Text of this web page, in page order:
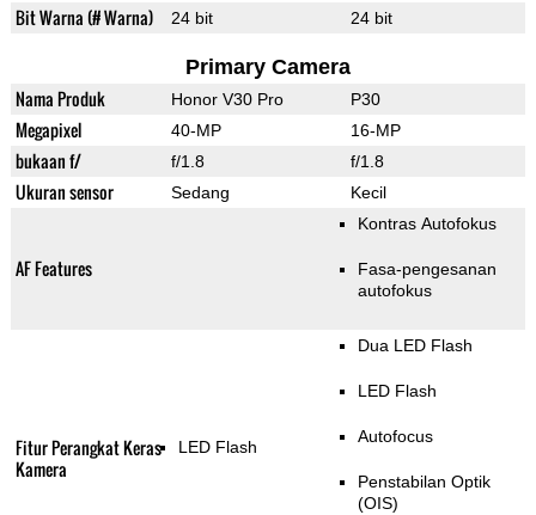
Bit Warna (# Warna) 24 bit 24 bit
Primary Camera
Nama Produk Honor V30 Pro P30
Megapixel 40-MP 16-MP
bukaan f/ f/1.8 f/1.8
Ukuran sensor Sedang Kecil
AF Features
Kontras Autofokus
Fasa-pengesanan
autofokus
Fitur Perangkat Keras
Kamera
LED Flash
Dua LED Flash
LED Flash
Autofocus
Penstabilan Optik
(OIS)